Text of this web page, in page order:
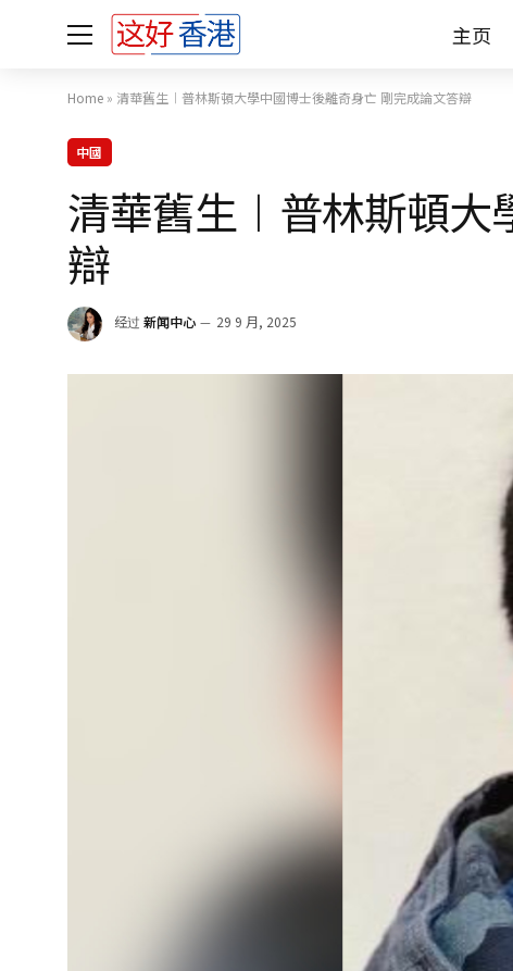
主页
Home » 清華舊生︱普林斯頓大學中國博士後離奇身亡 剛完成論文答辯
中國
清華舊生︱普林斯頓大
辯
经过 新闻中心 29 9 月, 2025